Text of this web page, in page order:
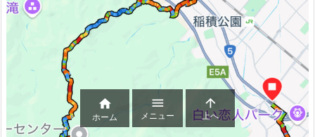

ホーム

メニュー

上へ